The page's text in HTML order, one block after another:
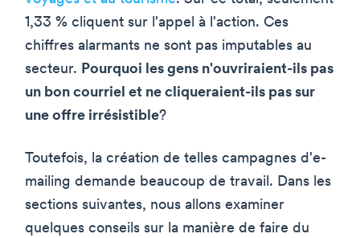
1,33 % cliquent sur l'appel à l'action. Ces
chiffres alarmants ne sont pas imputables au
secteur. Pourquoi les gens n'ouvriraient-ils pas
un bon courriel et ne cliqueraient-ils pas sur
une offre irrésistible?
Toutefois, la création de telles campagnes d'e-
mailing demande beaucoup de travail. Dans les
sections suivantes, nous allons examiner
quelques conseils sur la manière de faire du